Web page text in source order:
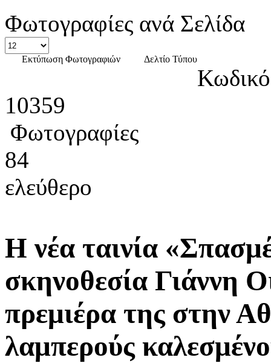
Φωτογραφίες ανά Σελίδα
Εκτύπωση Φωτογραφιών Δελτίο Τύπου
10359
Φωτογραφίες
84
ελεύθερο
Η νέα ταινία
σκηνοθεσία Γιάννη
πρεμιέρα της στην
λαμπερούς